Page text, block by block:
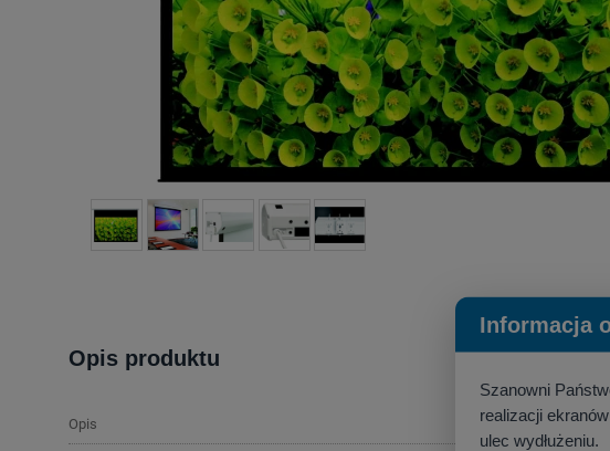
Opis produktu
Opis
Informacja
Szanowni
realizacji
ulec wydłużeniu.